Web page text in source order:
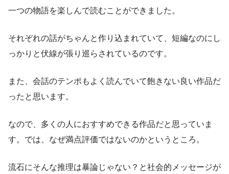
一つの物語を楽しんで読むことができました。
それぞれの話がちゃんと作り込まれていて、短編なのにし
っかりと伏線が張り巡らされているのです。
また、会話のテンポもよく読んでいて飽きない良い作品だ
ったと思います。
なので、多くの人におすすめできる作品だと思っていま
す。では、なぜ満点評価ではないのかというところ。
流石にそんな推理は暴論じゃない？と社会的メッセージが